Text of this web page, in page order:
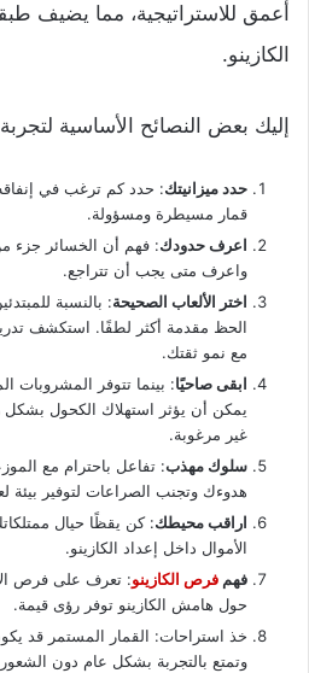
أعمق للاستراتيجية، مما يضيف
الكازينو.
إليك بعض النصائح الأساسية
حدد ميزانيتك: حدد كم ترغب في
قمار مسيطرة ومسؤولة.
اعرف حدودك: فهم أن الخسائر جزء
واعرف متى يجب أن تتراجع.
اختر الألعاب الصحيحة: بالنسبة
الحظ مقدمة أكثر لطفًا. استكشف
مع نمو ثقتك.
ابقى صاحيًا: بينما تتوفر المشروبات
يمكن أن يؤثر استهلاك الكحول بشكل
غير مرغوبة.
سلوك مهذب: تفاعل باحترام مع
هدوءك وتجنب الصراعات لتوفير بيئة
اراقب محيطك: كن يقظًا حيال
الأموال داخل إعداد الكازينو.
فهم فرص الكازينو: تعرف على فرص
حول هامش الكازينو توفر رؤى قيمة.
خذ استراحات: القمار المستمر قد
وتمتع بالتجربة بشكل عام دون الشعور